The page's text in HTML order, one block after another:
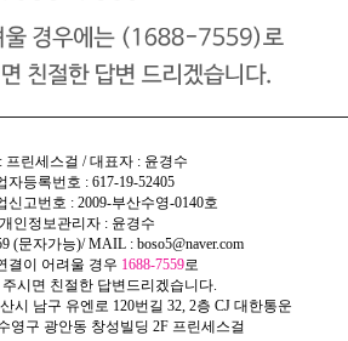
프린세스걸 / 대표자 : 윤경수
자등록번호 : 617-19-52405
신고번호 : 2009-부산수영-0140호
개인정보관리자 : 윤경수
(문자가능)/ MAIL : boso5@naver.com
결이 어려울 경우 1688-7559로
주시면 친절한 답변드리겠습니다.
시 남구 유엔로 120번길 32, 2층 CJ 대한통운
영구 광안동 창성빌딩 2F 프린세스걸